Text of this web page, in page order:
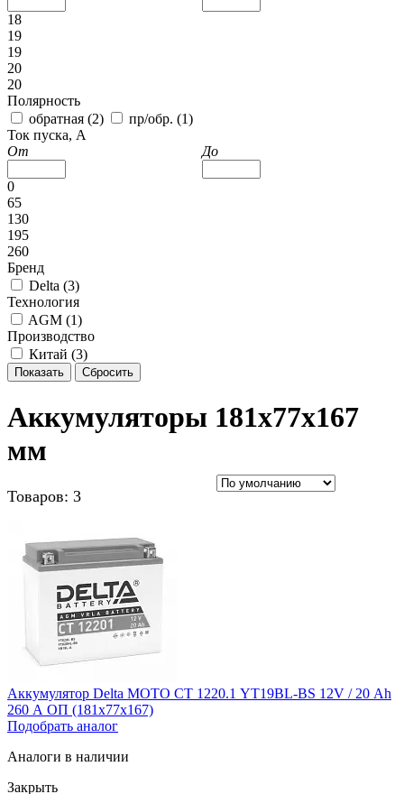
18
19
19
20
20
Полярность
обратная (2) пр/обр. (1)
Ток пуска, А
От
До
0
65
130
195
260
Бренд
Delta (3)
Технология
AGM (1)
Производство
Китай (3)
Показать Сбросить
Аккумуляторы 181x77x167
мм
Товаров: 3
Аккумулятор Delta MOTO CT 1220.1 YT19BL-BS 12V / 20 Ah
260 A ОП (181x77x167)
Подобрать аналог
Аналоги в наличии
Закрыть